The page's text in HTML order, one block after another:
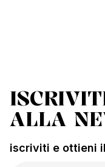
ALLA
iscriviti e ottieni